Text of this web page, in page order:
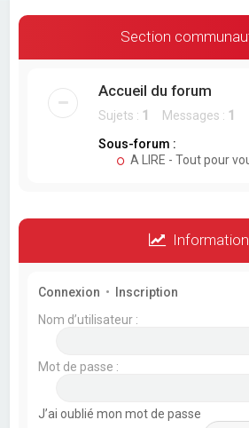
Section
Accueil du forum
Sujets : 1 Messages : 1
Sous-forum :
A LIRE - Tout pour
Information
Connexion •
Inscription
Nom d’utilisateur :
Mot de passe :
J’ai oublié mon mot de passe